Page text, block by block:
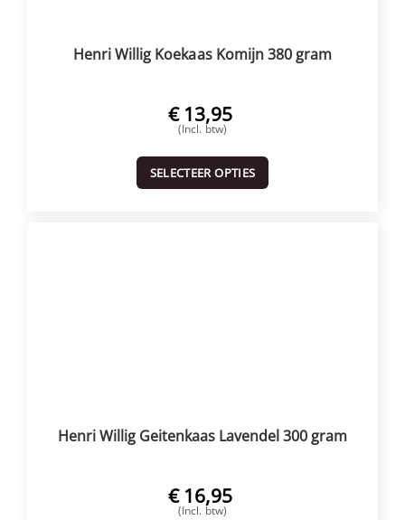
Henri Willig Koekaas Komijn 380 gram
€ 13,95
(Incl. btw)
SELECTEER OPTIES
Henri Willig Geitenkaas Lavendel 300 gram
€ 16,95
(Incl. btw)